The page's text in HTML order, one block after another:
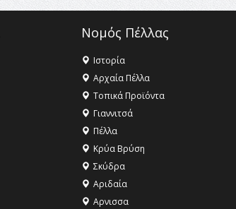
Νομός Πέλλας
Ιστορία
Αρχαία Πέλλα
Τοπικά Προϊόντα
Γιαννιτσά
Πέλλα
Κρύα Βρύση
Σκύδρα
Αριδαία
Aρνισσα